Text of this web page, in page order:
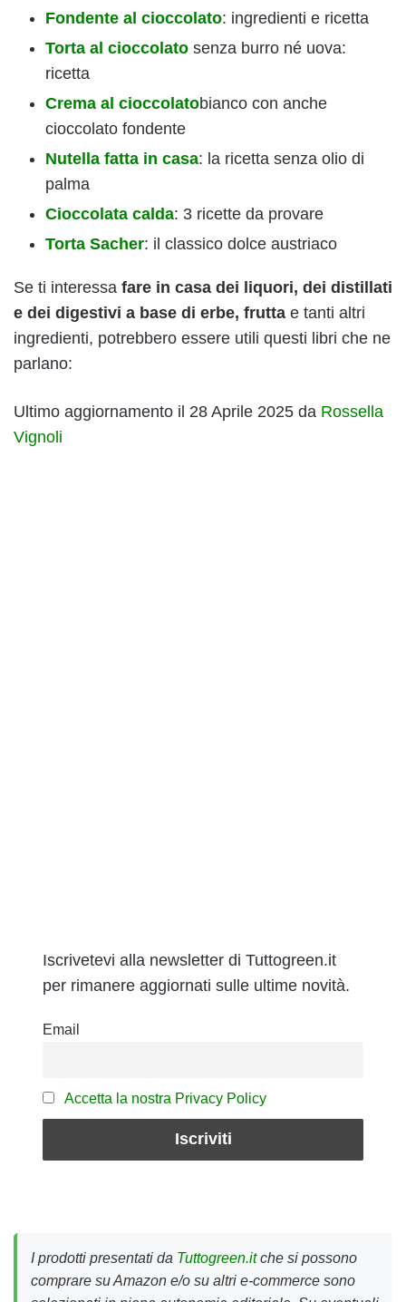
Fondente al cioccolato: ingredienti e ricetta
Torta al cioccolato senza burro né uova:
ricetta
Crema al cioccolatobianco con anche
cioccolato fondente
Nutella fatta in casa: la ricetta senza olio di
palma
Cioccolata calda: 3 ricette da provare
Torta Sacher: il classico dolce austriaco
Se ti interessa fare in casa dei liquori, dei distillati
e dei digestivi a base di erbe, frutta e tanti altri
ingredienti, potrebbero essere utili questi libri che ne
parlano:
Ultimo aggiornamento il 28 Aprile 2025 da Rossella
Vignoli
Iscrivetevi alla newsletter di Tuttogreen.it
per rimanere aggiornati sulle ultime novità.
Email
Accetta la nostra Privacy Policy
I prodotti presentati da Tuttogreen.itche si possono
comprare su Amazon e/o su altri e-commerce sono